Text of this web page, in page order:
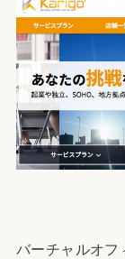
バーチャルオフ